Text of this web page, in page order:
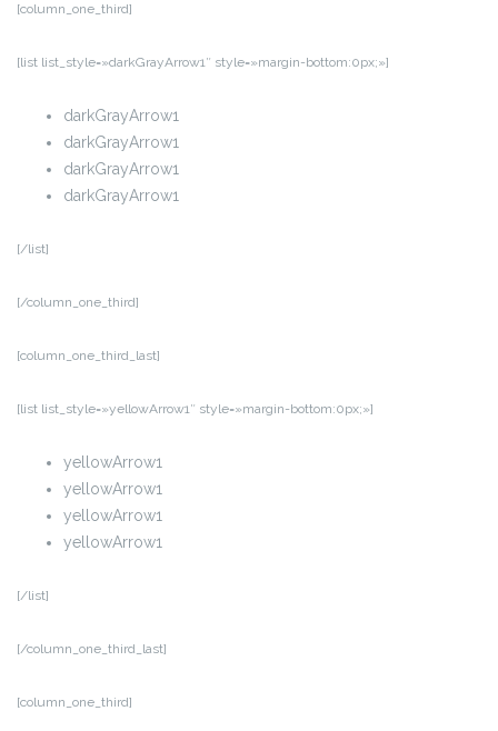
[column_one_third]
[list list_style=»darkGrayArrow1″ style=»margin-bottom:0px;»]
darkGrayArrow1
darkGrayArrow1
darkGrayArrow1
darkGrayArrow1
[/list]
[/column_one_third]
[column_one_third_last]
[list list_style=»yellowArrow1″ style=»margin-bottom:0px;»]
yellowArrow1
yellowArrow1
yellowArrow1
yellowArrow1
[/list]
[/column_one_third_last]
[column_one_third]